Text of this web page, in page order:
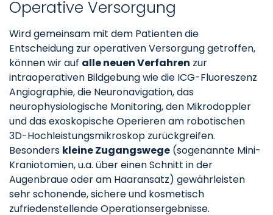
Operative Versorgung
Wird gemeinsam mit dem Patienten die
Entscheidung zur operativen Versorgung getroffen,
können wir auf alle neuen Verfahren zur
intraoperativen Bildgebung wie die ICG-Fluoreszenz
Angiographie, die Neuronavigation, das
neurophysiologische Monitoring, den Mikrodoppler
und das exoskopische Operieren am robotischen
3D-Hochleistungsmikroskop zurückgreifen.
Besonders kleine Zugangswege (sogenannte Mini-
Kraniotomien, u.a. über einen Schnitt in der
Augenbraue oder am Haaransatz) gewährleisten
sehr schonende, sichere und kosmetisch
zufriedenstellende Operationsergebnisse.